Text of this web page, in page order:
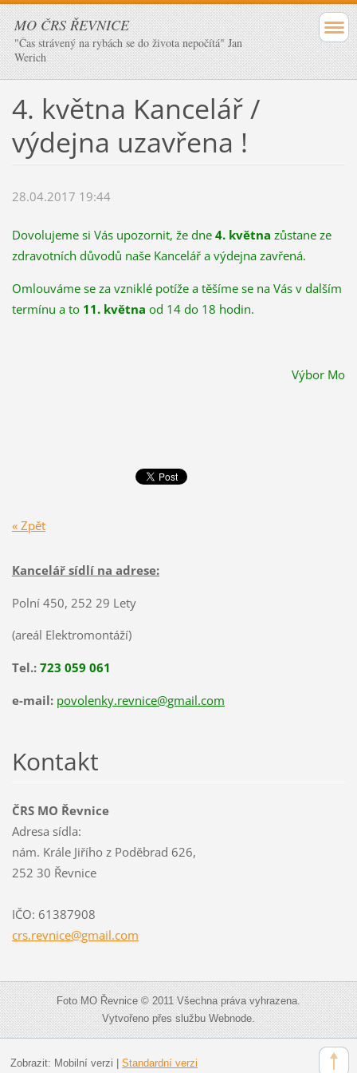
MO ČRS ŘEVNICE
"Čas strávený na rybách se do života nepočítá" Jan
Werich
4. května Kancelář /
výdejna uzavřena !
28.04.2017 19:44
Dovolujeme si Vás upozornit, že dne 4. května zůstane ze
zdravotních důvodů naše Kancelář a výdejna zavřená.
Omlouváme se za vzniklé potíže a těšíme se na Vás v dalším
termínu a to 11. května od 14 do 18 hodin.
Výbor Mo
« Zpět
Kancelář sídlí na adrese:
Polní 450, 252 29 Lety
(areál Elektromontáží)
Tel.: 723 059 061
e-mail: povolenky.revnice@gmail.com
Kontakt
ČRS MO Řevnice
Adresa sídla:
nám. Krále Jiřího z Poděbrad 626,
252 30 Řevnice
IČO: 61387908
crs.revnice@gmail.com
Foto MO Řevnice © 2011 Všechna práva vyhrazena.
Vytvořeno přes službu Webnode.
Zobrazit: Mobilní verzi Standardní verzi